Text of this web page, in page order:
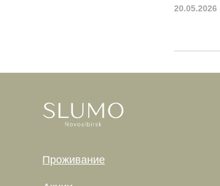
20.05.2026
Проживание